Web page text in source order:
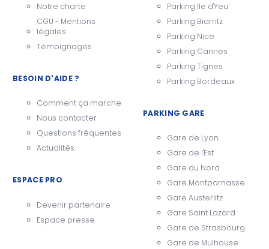
Notre charte
CGU - Mentions
légales
Témoignages
BESOIN D'AIDE ?
Comment ça marche
Nous contacter
Questions fréquentes
Actualités
ESPACE PRO
Devenir partenaire
Espace presse
Parking Ile d'Yeu
Parking Biarritz
Parking Nice
Parking Cannes
Parking Tignes
Parking Bordeaux
PARKING GARE
Gare de Lyon
Gare de l'Est
Gare du Nord
Gare Montparnasse
Gare Austerlitz
Gare Saint Lazard
Gare de Strasbourg
Gare de Mulhouse